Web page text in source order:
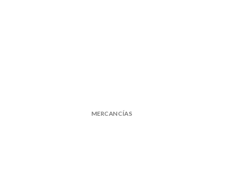
MERCANCÍAS